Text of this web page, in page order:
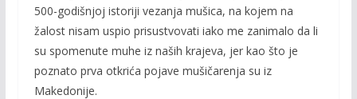
500-godišnjoj istoriji vezanja mušica, na kojem na
žalost nisam uspio prisustvovati iako me zanimalo da li
su spomenute muhe iz naših krajeva, jer kao što je
poznato prva otkrića pojave mušičarenja su iz
Makedonije.